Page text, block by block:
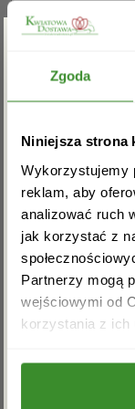
Zgoda
Niniejsza strona
Wykorzystujemy
reklam, aby
analizować ruch
jak korzystać z
Partnerzy mogą
wejściowymi od
korzystania z ich
Boże
Walentynki
Dzień
Sprawdź
Bukiety
Zapisz się
rabat na
Akceptuję